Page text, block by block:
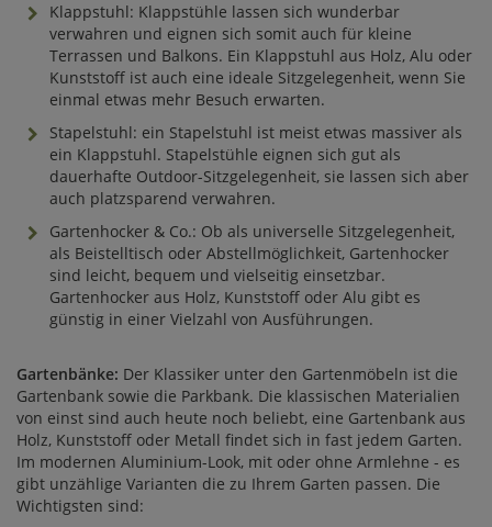
Klappstuhl: Klappstühle lassen sich wunderbar
verwahren und eignen sich somit auch für kleine
Terrassen und Balkons. Ein Klappstuhl aus Holz, Alu oder
Kunststoff ist auch eine ideale Sitzgelegenheit, wenn Sie
einmal etwas mehr Besuch erwarten.
Stapelstuhl: ein Stapelstuhl ist meist etwas massiver als
ein Klappstuhl. Stapelstühle eignen sich gut als
dauerhafte Outdoor-Sitzgelegenheit, sie lassen sich aber
auch platzsparend verwahren.
Gartenhocker & Co.: Ob als universelle Sitzgelegenheit,
als Beistelltisch oder Abstellmöglichkeit, Gartenhocker
sind leicht, bequem und vielseitig einsetzbar.
Gartenhocker aus Holz, Kunststoff oder Alu gibt es
günstig in einer Vielzahl von Ausführungen.
Gartenbänke: Der Klassiker unter den Gartenmöbeln ist die
Gartenbank sowie die Parkbank. Die klassischen Materialien
von einst sind auch heute noch beliebt, eine Gartenbank aus
Holz, Kunststoff oder Metall findet sich in fast jedem Garten.
Im modernen Aluminium-Look, mit oder ohne Armlehne - es
gibt unzählige Varianten die zu Ihrem Garten passen. Die
Wichtigsten sind: